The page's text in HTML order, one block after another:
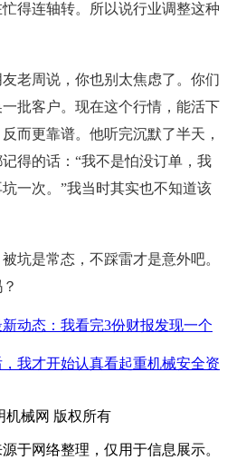
得连轴转。所以说行业调整这种
老周说，你也别太焦虑了。你们
批客户。现在这个行情，能活下
而更靠谱。他听完沉默了半天，
得的话：“我不是怕没订单，我
一次。”我当时其实也不知道该
坑是常态，不踩雷才是意外吧。
新动态：我看完3份财报发现一个
我才开始认真看起重机械安全资
机械网 版权所有
于网络整理，仅用于信息展示。